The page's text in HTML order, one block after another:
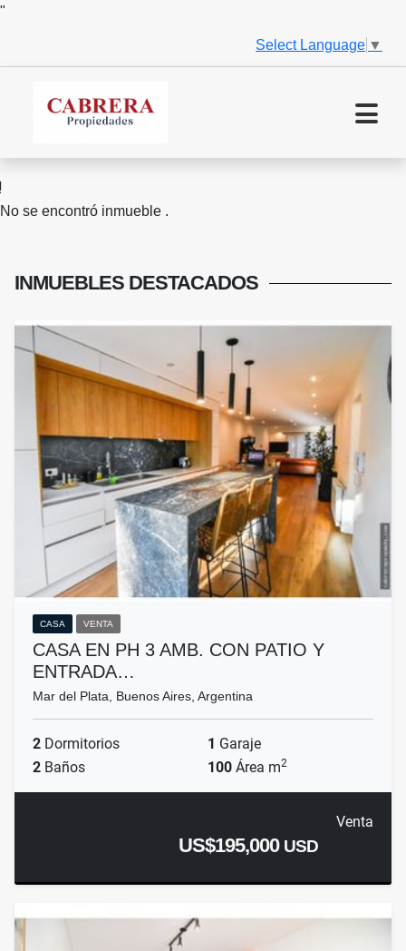
"
Select Language ▼
No se encontró inmueble .
INMUEBLES DESTACADOS
CASA VENTA
CASA EN PH 3 AMB. CON PATIO Y
ENTRADA…
Mar del Plata, Buenos Aires, Argentina
2 Dormitorios 1 Garaje
2 Baños 100 Área m2
Venta
US$195,000 USD